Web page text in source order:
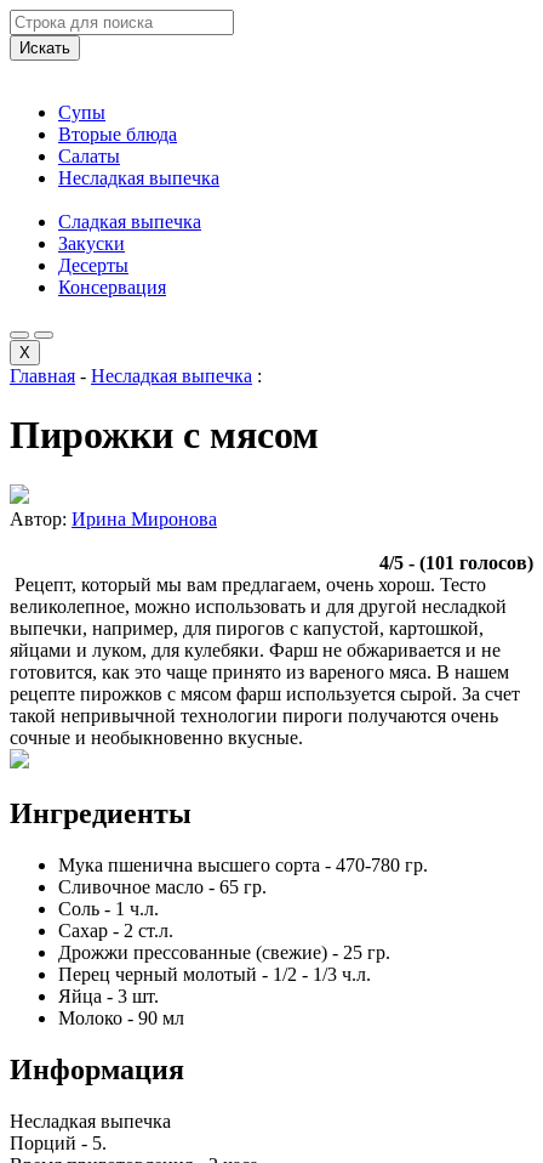
Искать
Супы
Вторые блюда
Салаты
Несладкая выпечка
Сладкая выпечка
Закуски
Десерты
Консервация
X
Главная - Несладкая выпечка :
Пирожки с мясом
Автор: Ирина Миронова
4/5 - (101 голосов)
Рецепт, который мы вам предлагаем, очень хорош. Тесто
великолепное, можно использовать и для другой несладкой
выпечки, например, для пирогов с капустой, картошкой,
яйцами и луком, для кулебяки. Фарш не обжаривается и не
готовится, как это чаще принято из вареного мяса. В нашем
рецепте пирожков с мясом фарш используется сырой. За счет
такой непривычной технологии пироги получаются очень
сочные и необыкновенно вкусные.
Ингредиенты
Мука пшенична высшего сорта - 470-780 гр.
Сливочное масло - 65 гр.
Соль - 1 ч.л.
Сахар - 2 ст.л.
Дрожжи прессованные (свежие) - 25 гр.
Перец черный молотый - 1/2 - 1/3 ч.л.
Яйца - 3 шт.
Молоко - 90 мл
Информация
Несладкая выпечка
Порций - 5.